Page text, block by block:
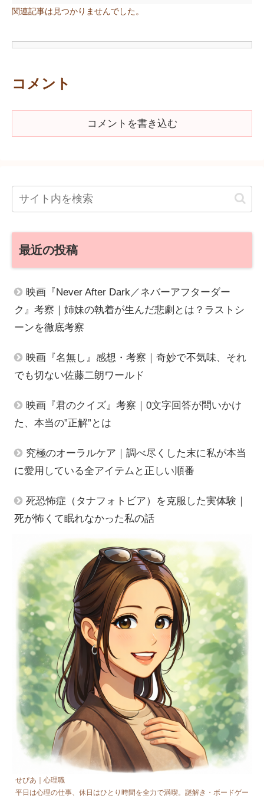
関連記事は見つかりませんでした。
コメント
コメントを書き込む
最近の投稿
映画『Never After Dark／ネバーアフターダー
ク』考察｜姉妹の執着が生んだ悲劇とは？ラストシ
ーンを徹底考察
映画『名無し』感想・考察｜奇妙で不気味、それ
でも切ない佐藤二朗ワールド
映画『君のクイズ』考察｜0文字回答が問いかけ
た、本当の”正解”とは
究極のオーラルケア｜調べ尽くした末に私が本当
に愛用している全アイテムと正しい順番
死恐怖症（タナフォトビア）を克服した実体験｜
死が怖くて眠れなかった私の話
せぴあ｜心理職
平日は心理の仕事、休日はひとり時間を全力で満喫。謎解き・ボードゲー